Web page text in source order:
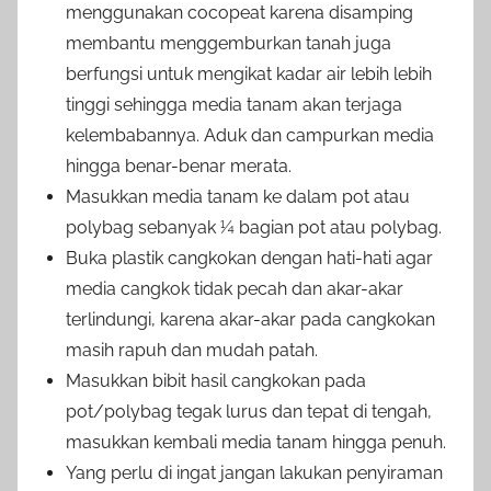
menggunakan cocopeat karena disamping
membantu menggemburkan tanah juga
berfungsi untuk mengikat kadar air lebih lebih
tinggi sehingga media tanam akan terjaga
kelembabannya. Aduk dan campurkan media
hingga benar-benar merata.
Masukkan media tanam ke dalam pot atau
polybag sebanyak ¼ bagian pot atau polybag.
Buka plastik cangkokan dengan hati-hati agar
media cangkok tidak pecah dan akar-akar
terlindungi, karena akar-akar pada cangkokan
masih rapuh dan mudah patah.
Masukkan bibit hasil cangkokan pada
pot/polybag tegak lurus dan tepat di tengah,
masukkan kembali media tanam hingga penuh.
Yang perlu di ingat jangan lakukan penyiraman